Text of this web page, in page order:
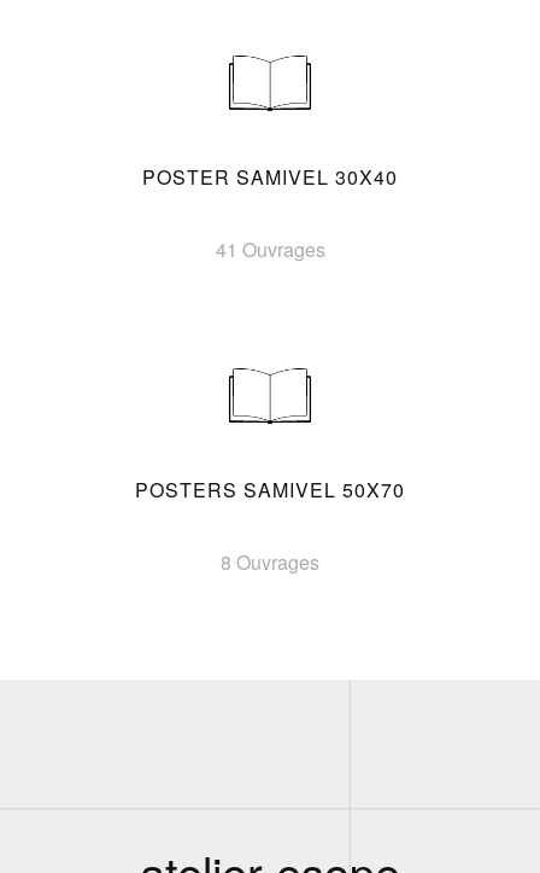
POSTER SAMIVEL 30X40
41 Ouvrages
POSTERS SAMIVEL 50X70
8 Ouvrages